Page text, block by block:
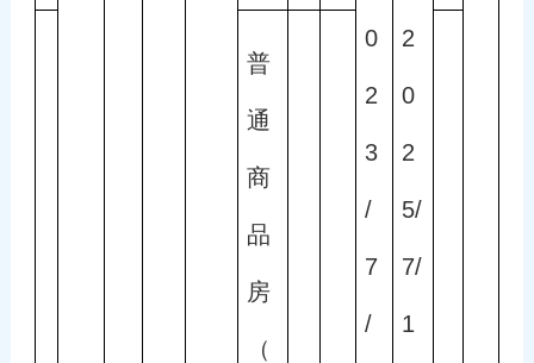
0
2
3
/
7
/
2
0
2
5/
7/
1
普
通
商
品
房
（